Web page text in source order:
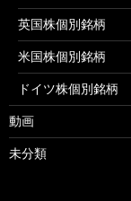
英国株個別銘柄
米国株個別銘柄
ドイツ株個別銘柄
動画
未分類